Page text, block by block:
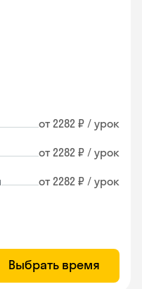
от 2282 ₽ / урок
от 2282 ₽ / урок
от 2282 ₽ / урок
Выбрать время